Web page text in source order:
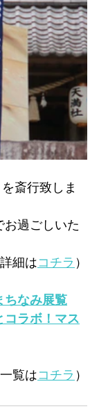
を斎行致しま
過ごしいた
細はコチラ ）
ちなみ展覧
コラボ！マス
覧はコチラ ）